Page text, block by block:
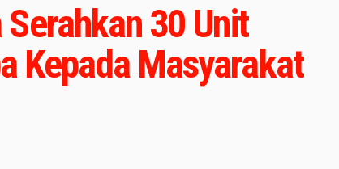
30 Unit
Kepada Masyarakat